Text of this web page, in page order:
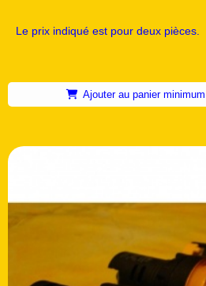
Le prix indiqué est pour deux pièces.
Ajouter au panier